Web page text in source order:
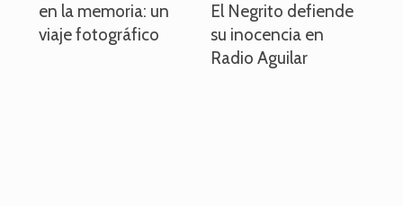
en la memoria: un
viaje fotográfico
El Negrito defiende
su inocencia en
Radio Aguilar